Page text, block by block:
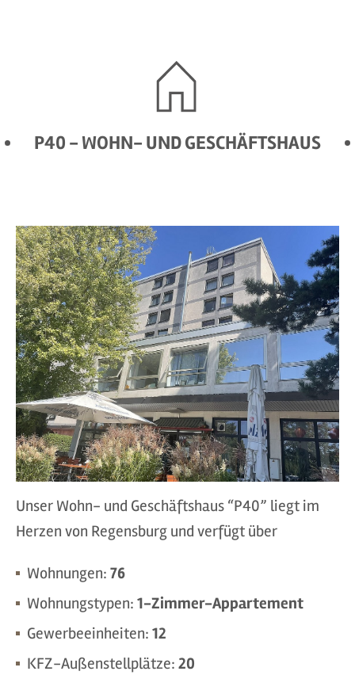
P40 - WOHN- UND GESCHÄFTSHAUS
Unser Wohn- und Geschäftshaus “P40” liegt im
Herzen von Regensburg und verfügt über
Wohnungen: 76
Wohnungstypen: 1-Zimmer-Appartement
Gewerbeeinheiten: 12
KFZ-Außenstellplätze: 20